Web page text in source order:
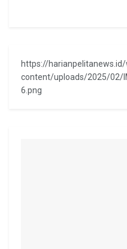
https://
content/uploads/2025/02/
6.png